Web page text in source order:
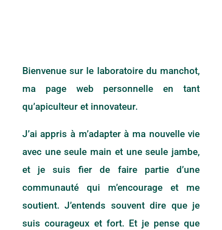
Bienvenue sur le laboratoire du manchot,
ma page web personnelle en tant
qu’apiculteur et innovateur.
J’ai appris à m’adapter à ma nouvelle vie
avec une seule main et une seule jambe,
et je suis fier de faire partie d’une
communauté qui m’encourage et me
soutient. J’entends souvent dire que je
suis courageux et fort. Et je pense que